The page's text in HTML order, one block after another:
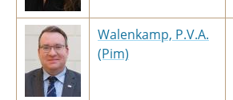
Walenkamp, P.V.A.
(Pim)